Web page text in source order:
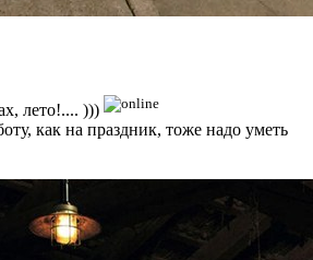
лето!.... )))
как на праздник, тоже надо уметь